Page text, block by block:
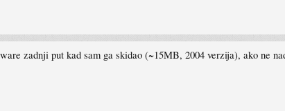
zadnji put kad sam ga skidao (~15MB, 2004 verzija), ako ne